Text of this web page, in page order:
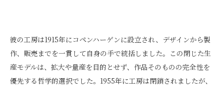
彼の工房は1915年にコペンハーゲンに設立され、デザインから製
作、販売までを一貫して自身の手で統括しました。この閉じた生
産モデルは、拡大や量産を目的とせず、作品そのものの完全性を
優先する哲学的選択でした。1955年に工房は閉鎖されましたが、